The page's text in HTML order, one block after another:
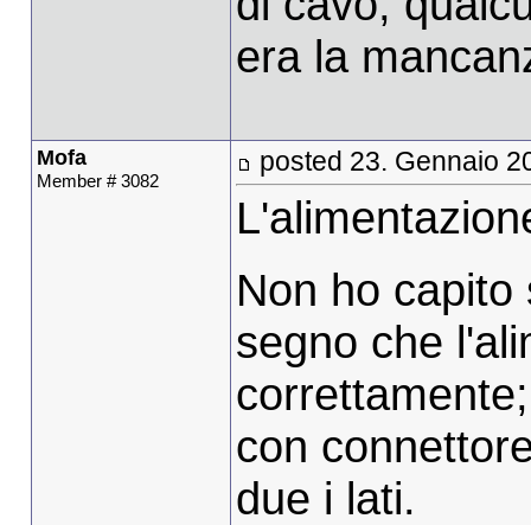
era la
Mofa
Member # 3082
posted 23. Gennaio
Non ho
segno che
con
due i lati.